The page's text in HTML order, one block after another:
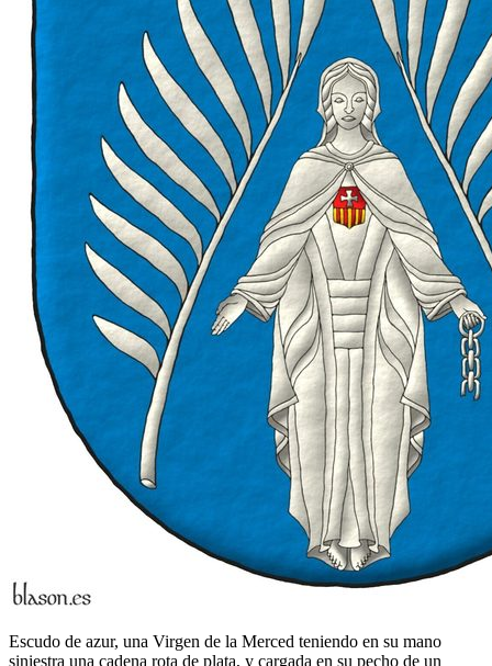
Escudo de azur, una Virgen de la Merced teniendo en su mano
siniestra una cadena rota de plata, y cargada en su pecho de un